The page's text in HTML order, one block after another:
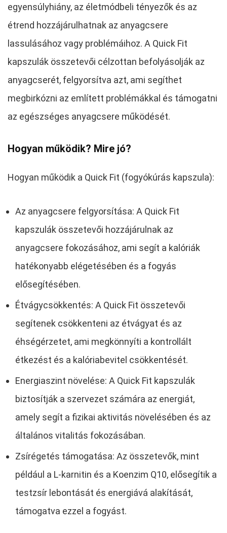
egyensúlyhiány, az életmódbeli tényezők és az
étrend hozzájárulhatnak az anyagcsere
lassulásához vagy problémáihoz. A Quick Fit
kapszulák összetevői célzottan befolyásolják az
anyagcserét, felgyorsítva azt, ami segíthet
megbirkózni az említett problémákkal és támogatni
az egészséges anyagcsere működését.
Hogyan működik? Mire jó?
Hogyan működik a Quick Fit (fogyókúrás kapszula):
Az anyagcsere felgyorsítása: A Quick Fit
kapszulák összetevői hozzájárulnak az
anyagcsere fokozásához, ami segít a kalóriák
hatékonyabb elégetésében és a fogyás
elősegítésében.
Étvágycsökkentés: A Quick Fit összetevői
segítenek csökkenteni az étvágyat és az
éhségérzetet, ami megkönnyíti a kontrollált
étkezést és a kalóriabevitel csökkentését.
Energiaszint növelése: A Quick Fit kapszulák
biztosítják a szervezet számára az energiát,
amely segít a fizikai aktivitás növelésében és az
általános vitalitás fokozásában.
Zsírégetés támogatása: Az összetevők, mint
például a L-karnitin és a Koenzim Q10, elősegítik a
testzsír lebontását és energiává alakítását,
támogatva ezzel a fogyást.